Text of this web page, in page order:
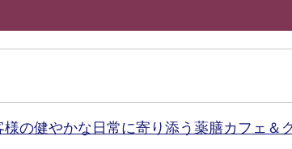
の健やかな日常に寄り添う薬膳カフェ＆